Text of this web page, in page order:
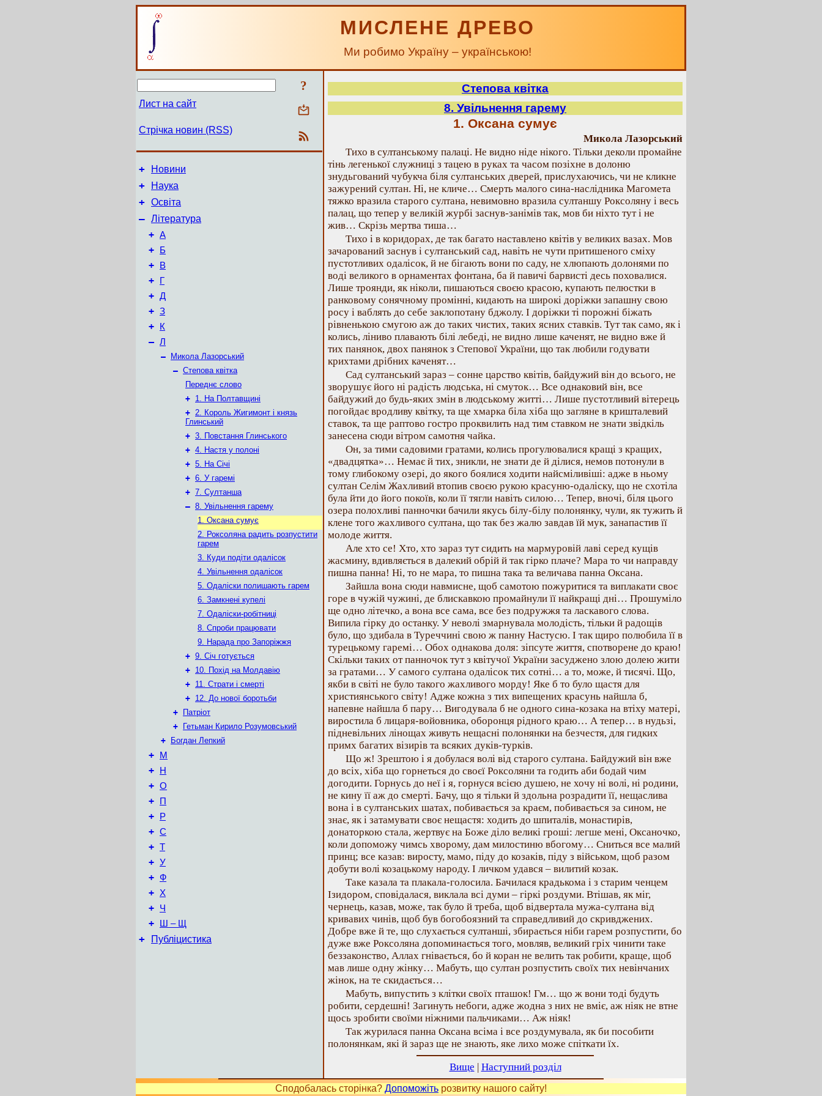
МИСЛЕНЕ ДРЕВО
Ми робимо Україну – українською!
?
Лист на сайт
Стрічка новин (RSS)
+ Новини
+ Наука
+ Освіта
– Література
+ А
+ Б
+ В
+ Г
+ Д
+ З
+ К
– Л
–
Микола Лазорський
– Степова квітка
Переднє слово
+ 1. На Полтавщині
+ 2. Король Жигимонт і князь
Глинський
+ 3. Повстання Глинського
+ 4. Настя у полоні
+ 5. На Січі
+ 6. У гаремі
+ 7. Султанша
– 8. Увільнення гарему
1. Оксана сумує
2. Роксоляна радить розпустити
гарем
3. Куди подіти одалісок
4. Увільнення одалісок
5. Одаліски полишають гарем
6. Замкнені купелі
7. Одаліски-робітниці
8. Спроби працювати
9. Нарада про Запоріжжя
+ 9. Січ готується
+ 10. Похід на Молдавію
+ 11. Страти і смерті
+ 12. До нової боротьби
+
Патріот
+
Гетьман Кирило Розумовський
+
Богдан Лепкий
+ М
+ Н
+ О
+ П
+ Р
+ С
+ Т
+ У
+ Ф
+ Х
+ Ч
+ Ш – Щ
+ Публіцистика
Степова квітка
8. Увільнення гарему
1. Оксана сумує
Микола Лазорський
Тихо в султанському палаці. Не видно ніде нікого. Тільки деколи промайне
тінь легенької служниці з тацею в руках та часом позіхне в долоню
знудьгований чубукча біля султанських дверей, прислухаючись, чи не кликне
зажурений султан. Ні, не кличе… Смерть малого сина-наслідника Магомета
тяжко вразила старого султана, невимовно вразила султаншу Роксоляну і весь
палац, що тепер у великій журбі заснув-занімів так, мов би ніхто тут і не
жив… Скрізь мертва тиша…
Тихо і в коридорах, де так багато наставлено квітів у великих вазах. Мов
зачарований заснув і султанський сад, навіть не чути притишеного сміху
пустотливих одалісок, й не бігають вони по саду, не хлюпають долонями по
воді великого в орнаментах фонтана, ба й павичі барвисті десь поховалися.
Лише троянди, як ніколи, пишаються своєю красою, купають пелюстки в
ранковому сонячному промінні, кидають на широкі доріжки запашну свою
росу і ваблять до себе заклопотану бджолу. І доріжки ті порожні біжать
рівненькою смугою аж до таких чистих, таких ясних ставків. Тут так само, як і
колись, ліниво плавають білі лебеді, не видно лише каченят, не видно вже й
тих панянок, двох панянок з Степової України, що так любили годувати
крихтами дрібних каченят…
Сад султанський зараз – сонне царство квітів, байдужий він до всього, не
зворушує його ні радість людська, ні смуток… Все однаковий він, все
байдужий до будь-яких змін в людському житті… Лише пустотливий вітерець
погойдає вродливу квітку, та ще хмарка біла хіба що загляне в кришталевий
ставок, та ще раптово гостро проквилить над тим ставком не знати звідкіль
занесена сюди вітром самотня чайка.
Он, за тими садовими гратами, колись прогулювалися кращі з кращих,
«двадцятка»… Немає й тих, зникли, не знати де й ділися, немов потонули в
тому глибокому озері, до якого боялися ходити найсміливіші: адже в ньому
султан Селім Жахливий втопив своєю рукою красуню-одаліску, що не схотіла
була йти до його покоїв, коли її тягли навіть силою… Тепер, вночі, біля цього
озера полохливі панночки бачили якусь білу-білу полонянку, чули, як тужить й
клене того жахливого султана, що так без жалю завдав їй мук, занапастив її
молоде життя.
Але хто се! Хто, хто зараз тут сидить на мармуровій лаві серед кущів
жасмину, вдивляється в далекий обрій й так гірко плаче? Мара то чи направду
пишна панна! Ні, то не мара, то пишна така та величава панна Оксана.
Зайшла вона сюди навмисне, щоб самотою пожуритися та виплакати своє
горе в чужій чужині, де блискавкою промайнули її найкращі дні… Прошуміло
ще одно літечко, а вона все сама, все без подружжя та ласкавого слова.
Випила гірку до останку. У неволі змарнувала молодість, тільки й радощів
було, що здибала в Туреччині свою ж панну Настусю. І так щиро полюбила її в
турецькому гаремі… Обох однакова доля: зіпсуте життя, спотворене до краю!
Скільки таких от панночок тут з квітучої України засуджено злою долею жити
за гратами… У самого султана одалісок тих сотні… а то, може, й тисячі. Що,
якби в світі не було такого жахливого морду! Яке б то було щастя для
християнського світу! Адже кожна з тих випещених красунь найшла б,
напевне найшла б пару… Вигодувала б не одного сина-козака на втіху матері,
виростила б лицаря-войовника, оборонця рідного краю… А тепер… в нудьзі,
підневільних лінощах живуть нещасні полонянки на безчестя, для гидких
примх багатих візирів та всяких дуків-турків.
Що ж! Зрештою і я добулася волі від старого султана. Байдужий він вже
до всіх, хіба що горнеться до своєї Роксоляни та годить аби бодай чим
догодити. Горнусь до неї і я, горнуся всією душею, не хочу ні волі, ні родини,
не кину її аж до смерті. Бачу, що я тільки й здольна розрадити її, нещаслива
вона і в султанських шатах, побивається за краєм, побивається за сином, не
знає, як і затамувати своє нещастя: ходить до шпиталів, монастирів,
донаторкою стала, жертвує на Боже діло великі гроші: легше мені, Оксаночко,
коли допоможу чимсь хворому, дам милостиню вбогому… Сниться все малий
принц; все казав: виросту, мамо, піду до козаків, піду з військом, щоб разом
добути волі козацькому народу. І личком удався – вилитий козак.
Таке казала та плакала-голосила. Бачилася крадькома і з старим ченцем
Ізидором, сповідалася, виклала всі думи – гіркі роздуми. Втішав, як міг,
чернець, казав, може, так було й треба, щоб відвертала мужа-султана від
кривавих чинів, щоб був богобоязний та справедливий до скривджених.
Добре вже й те, що слухається султанші, збирається ніби гарем розпустити, бо
дуже вже Роксоляна допоминається того, мовляв, великий гріх чинити таке
беззаконство, Аллах гнівається, бо й коран не велить так робити, краще, щоб
мав лише одну жінку… Мабуть, що султан розпустить своїх тих невінчаних
жінок, на те скидається…
Мабуть, випустить з клітки своїх пташок! Гм… що ж вони тоді будуть
робити, сердешні! Загинуть небоги, адже жодна з них не вміє, аж ніяк не втне
щось зробити своїми ніжними пальчиками… Аж ніяк!
Так журилася панна Оксана всіма і все роздумувала, як би пособити
полонянкам, які й зараз ще не знають, яке лихо може спіткати їх.
Вище | Наступний розділ
Сподобалась сторінка? Допоможіть розвитку нашого сайту!